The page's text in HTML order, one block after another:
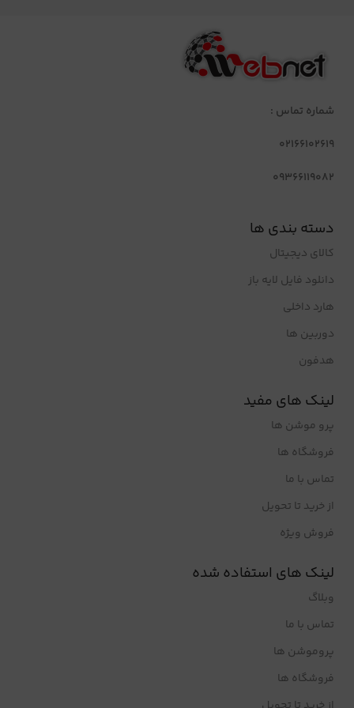
شماره تماس :
02166102619
09366119082
دسته بندی ها
کالای دیجیتال
دانلود فایل لایه باز
هارد داخلی
دوربین ها
هدفون
لینک های مفید
پرو موشن ها
فروشگاه ها
تماس با ما
از خرید تا تحویل
فروش ویژه
لینک های استفاده شده
وبلاگ
تماس با ما
پروموشن ها
فروشگاه ها